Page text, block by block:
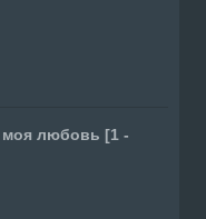
любовь [1 -